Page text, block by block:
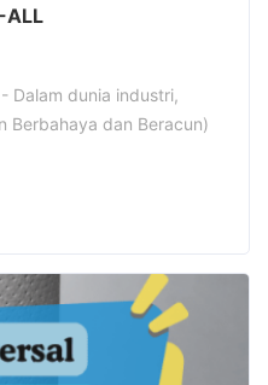
ALL
Dalam dunia industri,
Berbahaya dan Beracun)